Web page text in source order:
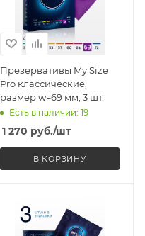
Презервативы My Size
Pro классические,
размер w=69 мм, 3 шт.
Есть в наличии: 19
1 270 руб./шт
В КОРЗИНУ